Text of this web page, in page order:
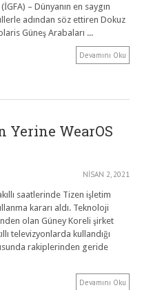
– Dünyanın en saygın
adından söz ettiren Dokuz
Güneş Arabaları ...
Devamını Oku
Yerine WearOS
NISAN 2, 2021
saatlerinde Tizen işletim
kararı aldı. Teknoloji
olan Güney Koreli şirket
televizyonlarda kullandığı
rakiplerinden geride
Devamını Oku